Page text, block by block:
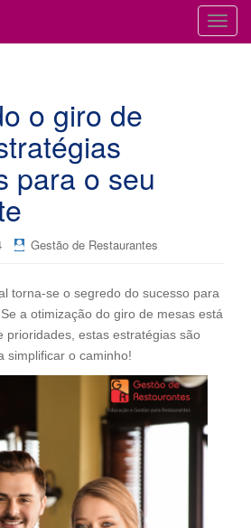
T
o
i
o
o giro de
para o seu
Gestão de Restaurantes
torna-se o segredo do sucesso para
a otimização do giro de mesas está
prioridades, estas estratégias são
simplificar o caminho!